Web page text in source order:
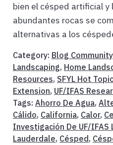
bien el césped artificial y
abundantes rocas se
alternativas a los
Category: Blog Community
Landscaping, Home
Resources, SFYL Hot Topic
Extension, UF/IFAS
Tags: Ahorro De Agua,
Cálido, California, Calor,
Investigación De UF/IFAS
Lauderdale, Césped ,